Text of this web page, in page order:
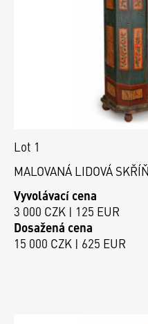
Lot 1
MALOVANÁ LIDOVÁ SKŘÍŇ
Vyvolávací cena
3 000 CZK | 125 EUR
Dosažená cena
15 000 CZK | 625 EUR